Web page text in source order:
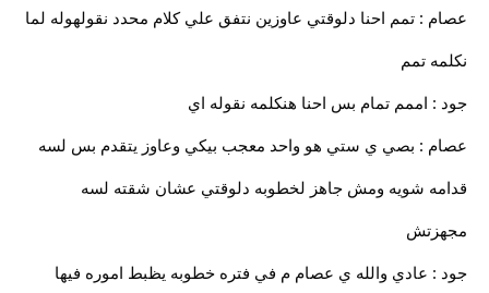
عصام : تمم احنا دلوقتي عاوزين نتفق علي كلام محدد نقولهوله لما
نكلمه تمم
جود : اممم تمام بس احنا هنكلمه نقوله اي
عصام : بصي ي ستي هو واحد معجب بيكي وعاوز يتقدم بس لسه
قدامه شويه ومش جاهز لخطوبه دلوقتي عشان شقته لسه
مجهزتش
جود : عادي والله ي عصام م في فتره خطوبه يظبط اموره فيها